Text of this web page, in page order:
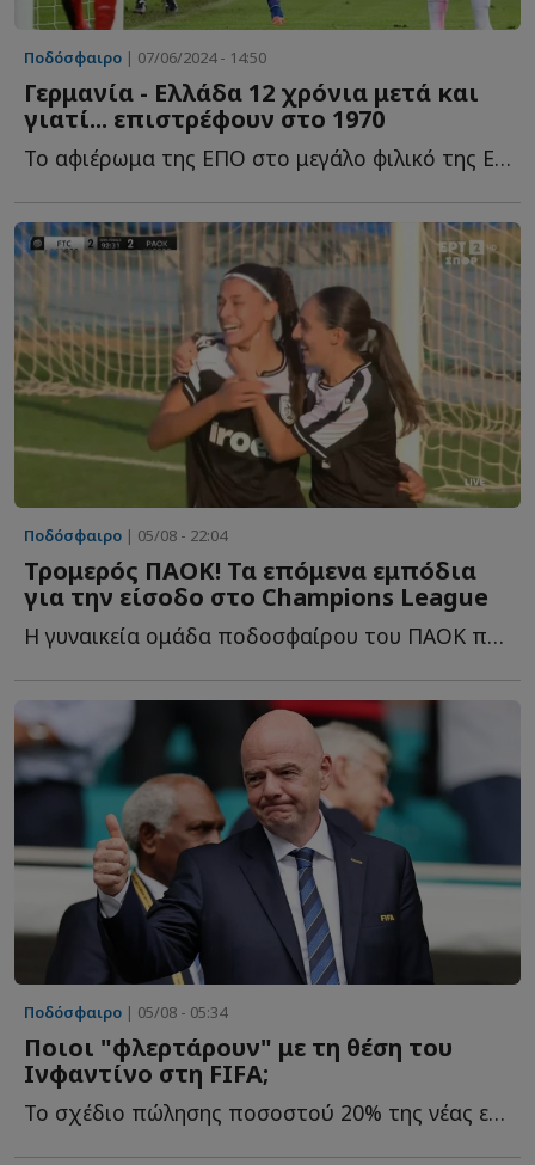
Ποδόσφαιρο | 07/06/2024 - 14:50
Γερμανία - Ελλάδα 12 χρόνια μετά και
γιατί... επιστρέφουν στο 1970
Το αφιέρωμα της ΕΠΟ στο μεγάλο φιλικό της Εθνικής Ελλάδας μ...
Ποδόσφαιρο | 05/08 - 22:04
Τρομερός ΠΑΟΚ! Τα επόμενα εμπόδια
για την είσοδο στο Champions League
Η γυναικεία ομάδα ποδοσφαίρου του ΠΑΟΚ προκρίθηκε σ...
Ποδόσφαιρο | 05/08 - 05:34
Ποιοι "φλερτάρουν" με τη θέση του
Ινφαντίνο στη FIFA;
Το σχέδιο πώλησης ποσοστού 20% της νέας εμπορικής εταιρείας τ...